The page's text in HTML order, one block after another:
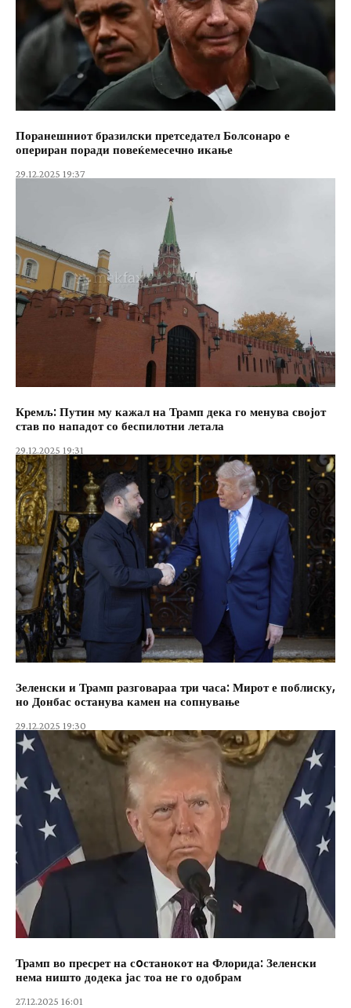
Поранешниот бразилски претседател Болсонаро е
опериран поради повеќемесечно икање
29.12.2025 19:37
Кремљ: Путин му кажал на Трамп дека го менува својот
став по нападот со беспилотни летала
29.12.2025 19:31
Зеленски и Трамп разговараа три часа: Мирот е поблиску,
но Донбас останува камен на сопнување
29.12.2025 19:30
Трамп во пресрет на сoстанокот на Флорида: Зеленски
нема ништо додека јас тоа не го одобрам
27.12.2025 16:01